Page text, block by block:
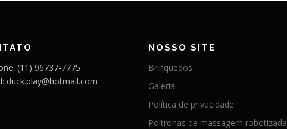
(11) 96737-7775
duck.play@hotmail.com
NOSSO SITE
Brinquedos
Galeria
Política de privacidade
Poltronas de massagem robotizada